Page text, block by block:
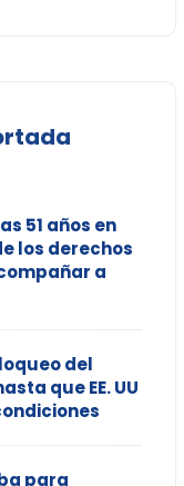
51 años en
los derechos
a
del
que EE. UU
para